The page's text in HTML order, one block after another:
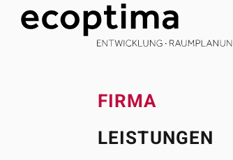
FIRMA
LEISTUNGEN